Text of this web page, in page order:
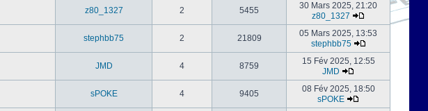
z80_1327 2 5455
30 Mars 2025, 21:20
z80_1327
stephbb75 2 21809
05 Mars 2025, 13:53
stephbb75
JMD 4 8759
15 Fév 2025, 12:55
JMD
sPOKE 4 9405
08 Fév 2025, 18:50
sPOKE